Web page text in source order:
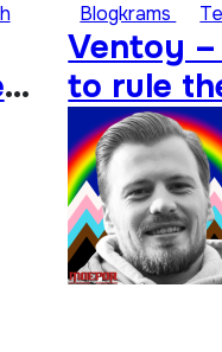
Blogkrams
Ventoy
to rule